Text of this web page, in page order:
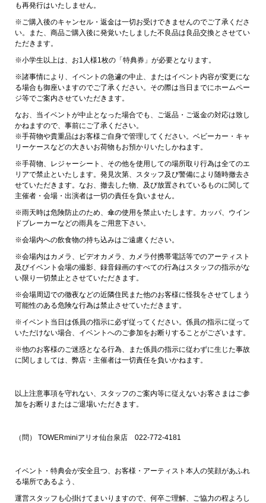
も再発行はいたしません。
※ご購入後のキャンセル・返金は一切お受けできませんのでご了承くださ
い。また、商品ご購入後に発覚いたしました不良品は良品交換とさせてい
ただきます。
※小学生以上は、お1人様1枚の「特典券」が必要となります。
※諸事情により、イベントの急遽の中止、またはイベント内容が変更にな
る場合も御座いますのでご了承ください。その際は当日までにホームペー
ジ等でご案内させていただきます。
なお、当イベントが中止となった場合でも、ご返品・ご返金の対応は致し
かねますので、事前にご了承ください。
※手荷物や貴重品はお客様ご自身で管理してください。ベビーカー・キャ
リーケースなどの大きいお荷物もお預かりいたしかねます。
※手荷物、レジャーシート、その他を使用しての場所取り行為は全てのエ
リアで禁止といたします。発見次第、スタッフ及び警備により随時撤去さ
せていただきます。なお、撤去した物、及び放置されているものに関して
主催者・会場・出演者は一切の責任を負いません。
※雨天時は危険防止のため、傘の使用を禁止いたします。カッパ、ウイン
ドブレーカーなどの雨具をご用意下さい。
※会場内への飲食物の持ち込みはご遠慮ください。
※会場内はカメラ、ビデオカメラ、カメラ付携帯電話等でのアーティスト
及びイベント会場の撮影、録音録画のすべての行為はスタッフの指示がな
い限り一切禁止とさせていただきます。
※会場周辺での徹夜などの近隣住民また他のお客様に怪我をさせてしまう
可能性のある危険な行為は禁止させていただきます。
※イベント当日は係員の指示に必ず従ってください。係員の指示に従って
いただけない場合、イベントへのご参加をお断りすることがございます。
※他のお客様のご迷惑となる行為、また係員の指示に従わずに生じた事故
に関しましては、弊店・主催者は一切責任を負いかねます。
以上注意事項を守れない、スタッフのご案内等に従えないお客さまはご参
加をお断りまたはご退場いただきます。
（問） TOWERminiアリオ仙台泉店 022-772-4181
イベント・特典会が安全且つ、お客様・アーティスト本人の笑顔があふれ
る場所であるよう、
運営スタッフも心掛けてまいりますので、何卒ご理解、ご協力の程よろし